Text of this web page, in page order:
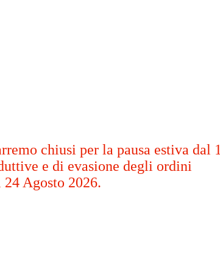
chiusi per la pausa estiva dal 1
e di evasione degli ordini
Agosto 2026.